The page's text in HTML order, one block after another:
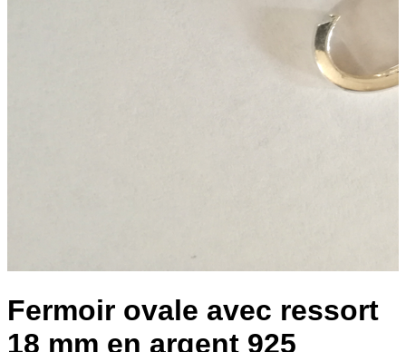
Fermoir ovale avec ressort
18 mm en argent 925